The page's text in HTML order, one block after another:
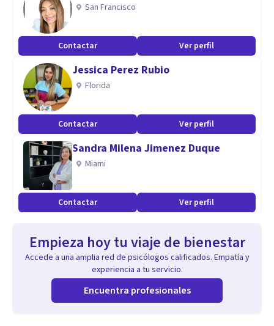
San Francisco
Contactar Ver perfil
Jessica Perez Rubio
Florida
Contactar Ver perfil
Sandra Milena Jimenez Duque
Miami
Contactar Ver perfil
Empieza hoy tu viaje de bienestar
Accede a una amplia red de psicólogos calificados. Empatía y
experiencia a tu servicio.
Encuentra profesionales